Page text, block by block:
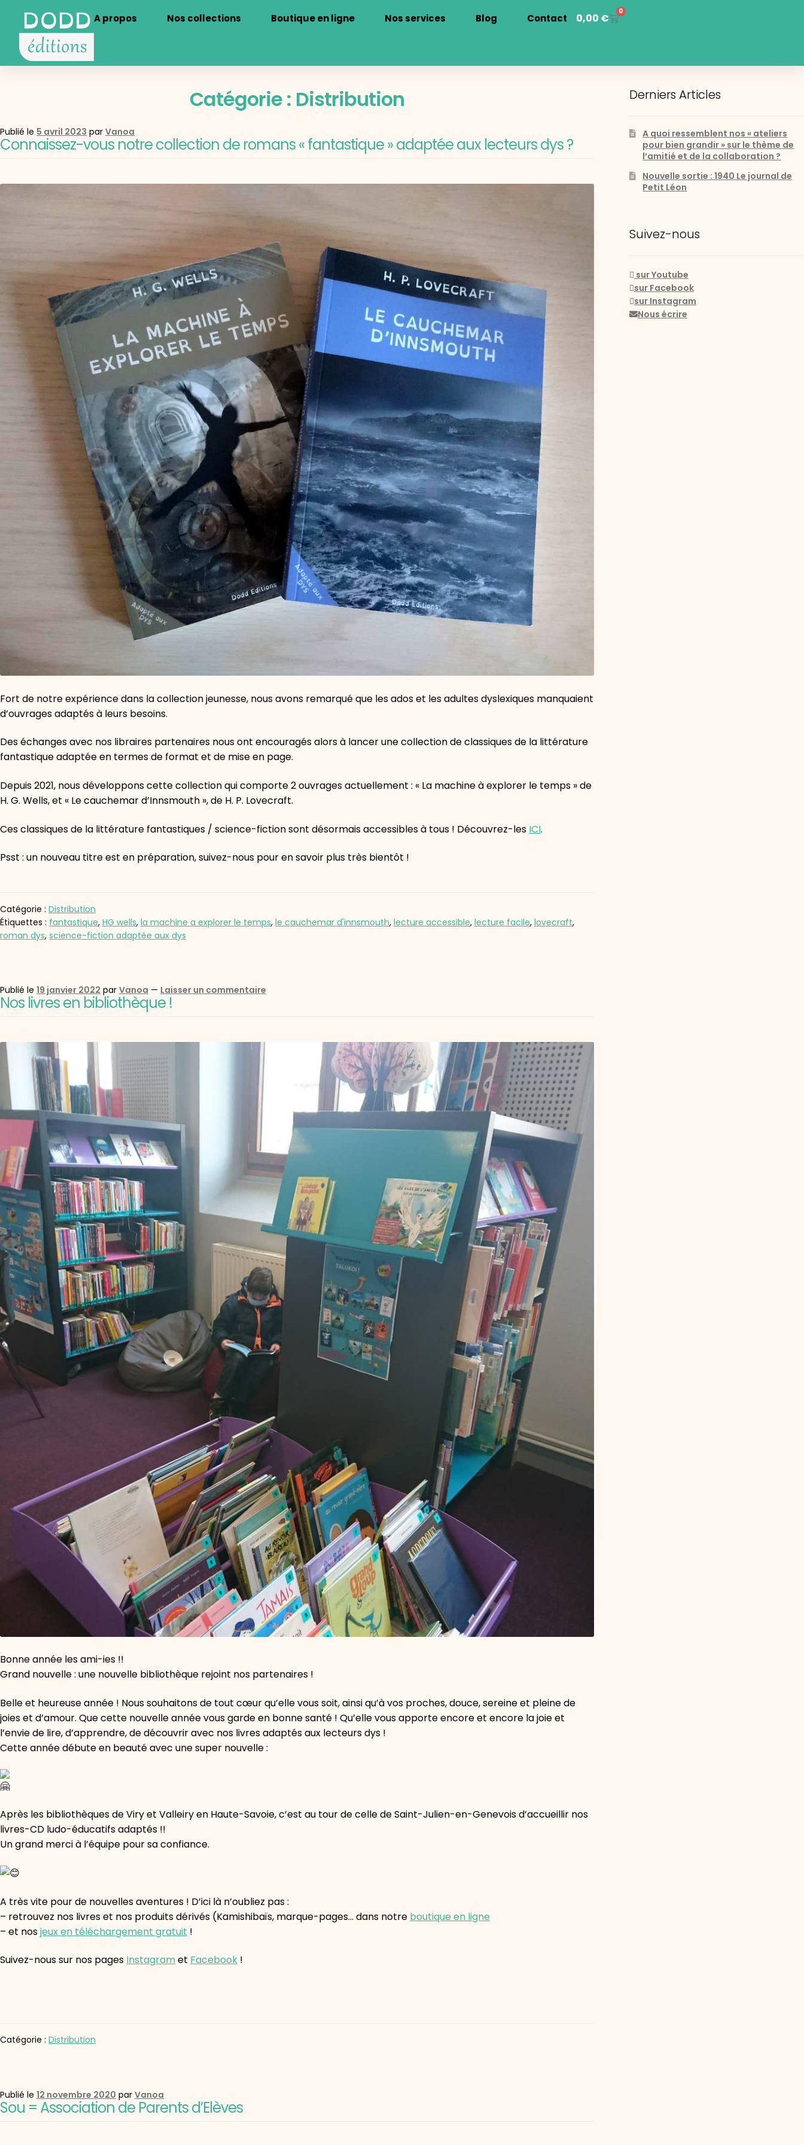
A propos Nos collections Boutique en ligne Nos services Blog Contact 0,00 €
0
Catégorie : Distribution
Publié le 5 avril 2023 par Vanoa
Connaissez-vous notre collection de romans « fantastique » adaptée aux lecteurs dys ?
Fort de notre expérience dans la collection jeunesse, nous avons remarqué que les ados et les adultes dyslexiques manquaient
d’ouvrages adaptés à leurs besoins.
Des échanges avec nos libraires partenaires nous ont encouragés alors à lancer une collection de classiques de la littérature
fantastique adaptée en termes de format et de mise en page.
Depuis 2021, nous développons cette collection qui comporte 2 ouvrages actuellement : « La machine à explorer le temps » de
H. G. Wells, et « Le cauchemar d’Innsmouth », de H. P. Lovecraft.
Ces classiques de la littérature fantastiques / science-fiction sont désormais accessibles à tous ! Découvrez-les ICI.
Psst : un nouveau titre est en préparation, suivez-nous pour en savoir plus très bientôt !
Catégorie : Distribution
Étiquettes : fantastique, HG wells, la machine a explorer le temps, le cauchemar d'innsmouth, lecture accessible, lecture facile, lovecraft,
roman dys, science-fiction adaptée aux dys
Publié le 19 janvier 2022 par Vanoa — Laisser un commentaire
Nos livres en bibliothèque !
Bonne année les ami-ies !!
Grand nouvelle : une nouvelle bibliothèque rejoint nos partenaires !
Belle et heureuse année ! Nous souhaitons de tout cœur qu’elle vous soit, ainsi qu’à vos proches, douce, sereine et pleine de
joies et d’amour. Que cette nouvelle année vous garde en bonne santé ! Qu’elle vous apporte encore et encore la joie et
l’envie de lire, d’apprendre, de découvrir avec nos livres adaptés aux lecteurs dys !
Cette année débute en beauté avec une super nouvelle :
Après les bibliothèques de Viry et Valleiry en Haute-Savoie, c’est au tour de celle de Saint-Julien-en-Genevois d’accueillir nos
livres-CD ludo-éducatifs adaptés !!
Un grand merci à l’équipe pour sa confiance.
A très vite pour de nouvelles aventures ! D’ici là n’oubliez pas :
– retrouvez nos livres et nos produits dérivés (Kamishibaïs, marque-pages… dans notre boutique en ligne
– et nosjeux en téléchargement gratuit !
Suivez-nous sur nos pages Instagramet Facebook !
Catégorie : Distribution
Publié le 12 novembre 2020 par Vanoa
Sou = Association de Parents d’Elèves
Derniers Articles
A quoi ressemblent nos « ateliers
pour bien grandir » sur le thème de
l’amitié et de la collaboration ?
Nouvelle sortie : 1940 Le journal de
Petit Léon
Suivez-nous
sur Youtube
sur Facebook
sur Instagram
Nous écrire